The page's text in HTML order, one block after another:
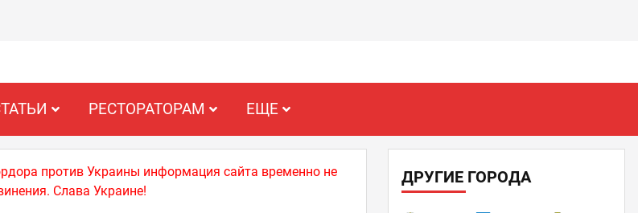
РЕСТОРАТОРАМ ЕЩЕ
против Украины информация сайта временно не
Слава Украине!
ДРУГИЕ ГОРОДА